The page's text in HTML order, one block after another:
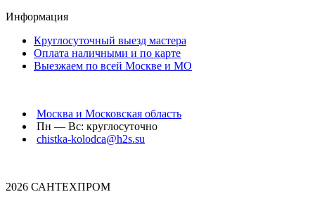
Информация
Круглосуточный выезд мастера
Оплата наличными и по карте
Выезжаем по всей Москве и МО
Москва и Московская область
Пн — Вс: круглосуточно
chistka-kolodca@h2s.su
2026 САНТЕХПРОМ